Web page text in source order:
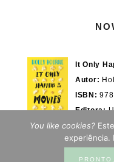
It Only
Autor:
ISBN:
Editora:
You like cookies?
experiência.